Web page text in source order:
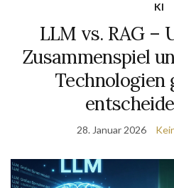
KI
LLM vs. RAG –
Zusammenspiel
Technologien
28. Januar 2026